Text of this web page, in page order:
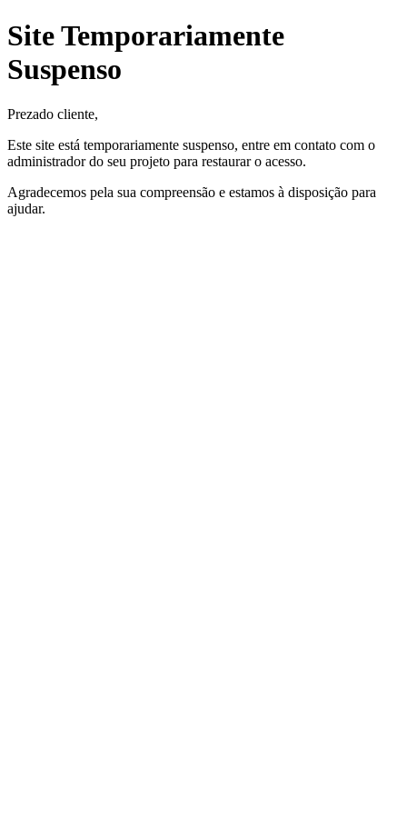
Site Temporariamente
Suspenso
Prezado cliente,
Este site está temporariamente suspenso, entre em contato com o
administrador do seu projeto para restaurar o acesso.
Agradecemos pela sua compreensão e estamos à disposição para
ajudar.